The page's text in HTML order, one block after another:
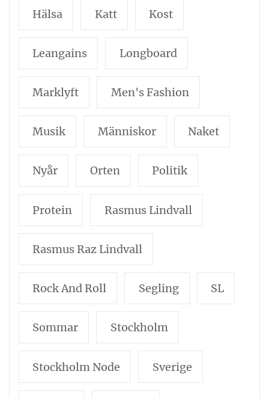
Hälsa Katt Kost
Leangains Longboard
Marklyft Men's Fashion
Musik Människor Naket
Nyår Orten Politik
Protein Rasmus Lindvall
Rasmus Raz Lindvall
Rock And Roll Segling SL
Sommar Stockholm
Stockholm Node Sverige